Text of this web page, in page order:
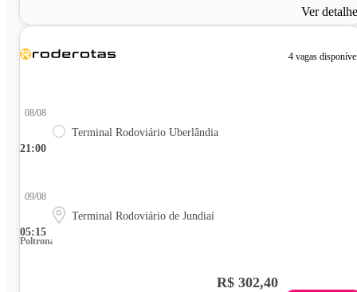
Ver
4 vagas
21:00
08/08
Terminal Rodoviário Uberlândia
05:15
09/08
Terminal Rodoviário de Jundiaí
Poltrona
R$ 302,40